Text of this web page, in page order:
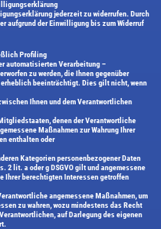
jederzeit zu widerrufen. Durch
aufgrund der Einwilligung bis zum Widerruf
Profiling
automatisierten Verarbeitung –
zu werden, die Ihnen gegenüber
beeinträchtigt. Dies gilt nicht, wenn
Ihnen und dem Verantwortlichen
denen der Verantwortliche
Maßnahmen zur Wahrung Ihrer
enthalten oder
Kategorien personenbezogener Daten
2 lit. a oder g DSGVO gilt und angemessene
Ihrer berechtigten Interessen getroffen
angemessene Maßnahmen, um
zu wahren, wozu mindestens das Recht
auf Darlegung des eigenen